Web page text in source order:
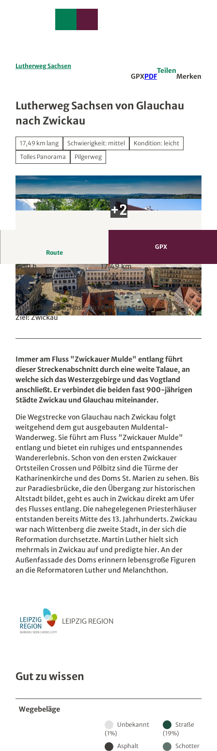
Lutherweg Sachsen
GPXPDF
Teilen
Merken
Lutherweg Sachsen von Glauchau
nach Zwickau
17,49 km lang Schwierigkeit: mittel
Kondition: leicht
Tolles Panorama
Pilgerweg
© Oliver Göhler, Tourismusverband Chemnitz Zwickau Region e. V. |
© Oliver Göhler |CC0 © Oliver Göhler | CC0
Route
GPX
4:30 h
17,49 km
31 m
16 m
235 m
266 m
31 m
Start: Glauchau, Rosa-Luxemburg-Straße
Ziel: Zwickau
Immer am Fluss "Zwickauer Mulde" entlang führt
dieser Streckenabschnitt durch eine weite Talaue, an
welche sich das Westerzgebirge und das Vogtland
anschließt. Er verbindet die beiden fast 900-jährigen
Städte Zwickau und Glauchau miteinander.
Die Wegstrecke von Glauchau nach Zwickau folgt
weitgehend dem gut ausgebauten Muldental-
Wanderweg. Sie führt am Fluss "Zwickauer Mulde"
entlang und bietet ein ruhiges und entspannendes
Wandererlebnis. Schon von den ersten Zwickauer
Ortsteilen Crossen und Pölbitz sind die Türme der
Katharinenkirche und des Doms St. Marien zu sehen. Bis
zur Paradiesbrücke, die den Übergang zur historischen
Altstadt bildet, geht es auch in Zwickau direkt am Ufer
des Flusses entlang. Die nahegelegenen Priesterhäuser
entstanden bereits Mitte des 13. Jahrhunderts. Zwickau
war nach Wittenberg die zweite Stadt, in der sich die
Reformation durchsetzte. Martin Luther hielt sich
mehrmals in Zwickau auf und predigte hier. An der
Außenfassade des Doms erinnern lebensgroße Figuren
an die Reformatoren Luther und Melanchthon.
LEIPZIG REGION
Gut zu wissen
Wegebeläge
Unbekannt
(1%)
Straße
(19%)
Asphalt
Schotter